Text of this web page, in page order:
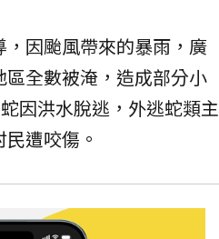
因颱風帶來的暴雨，廣
全數被淹，造成部分小
因洪水脫逃，外逃蛇類主
遭咬傷。